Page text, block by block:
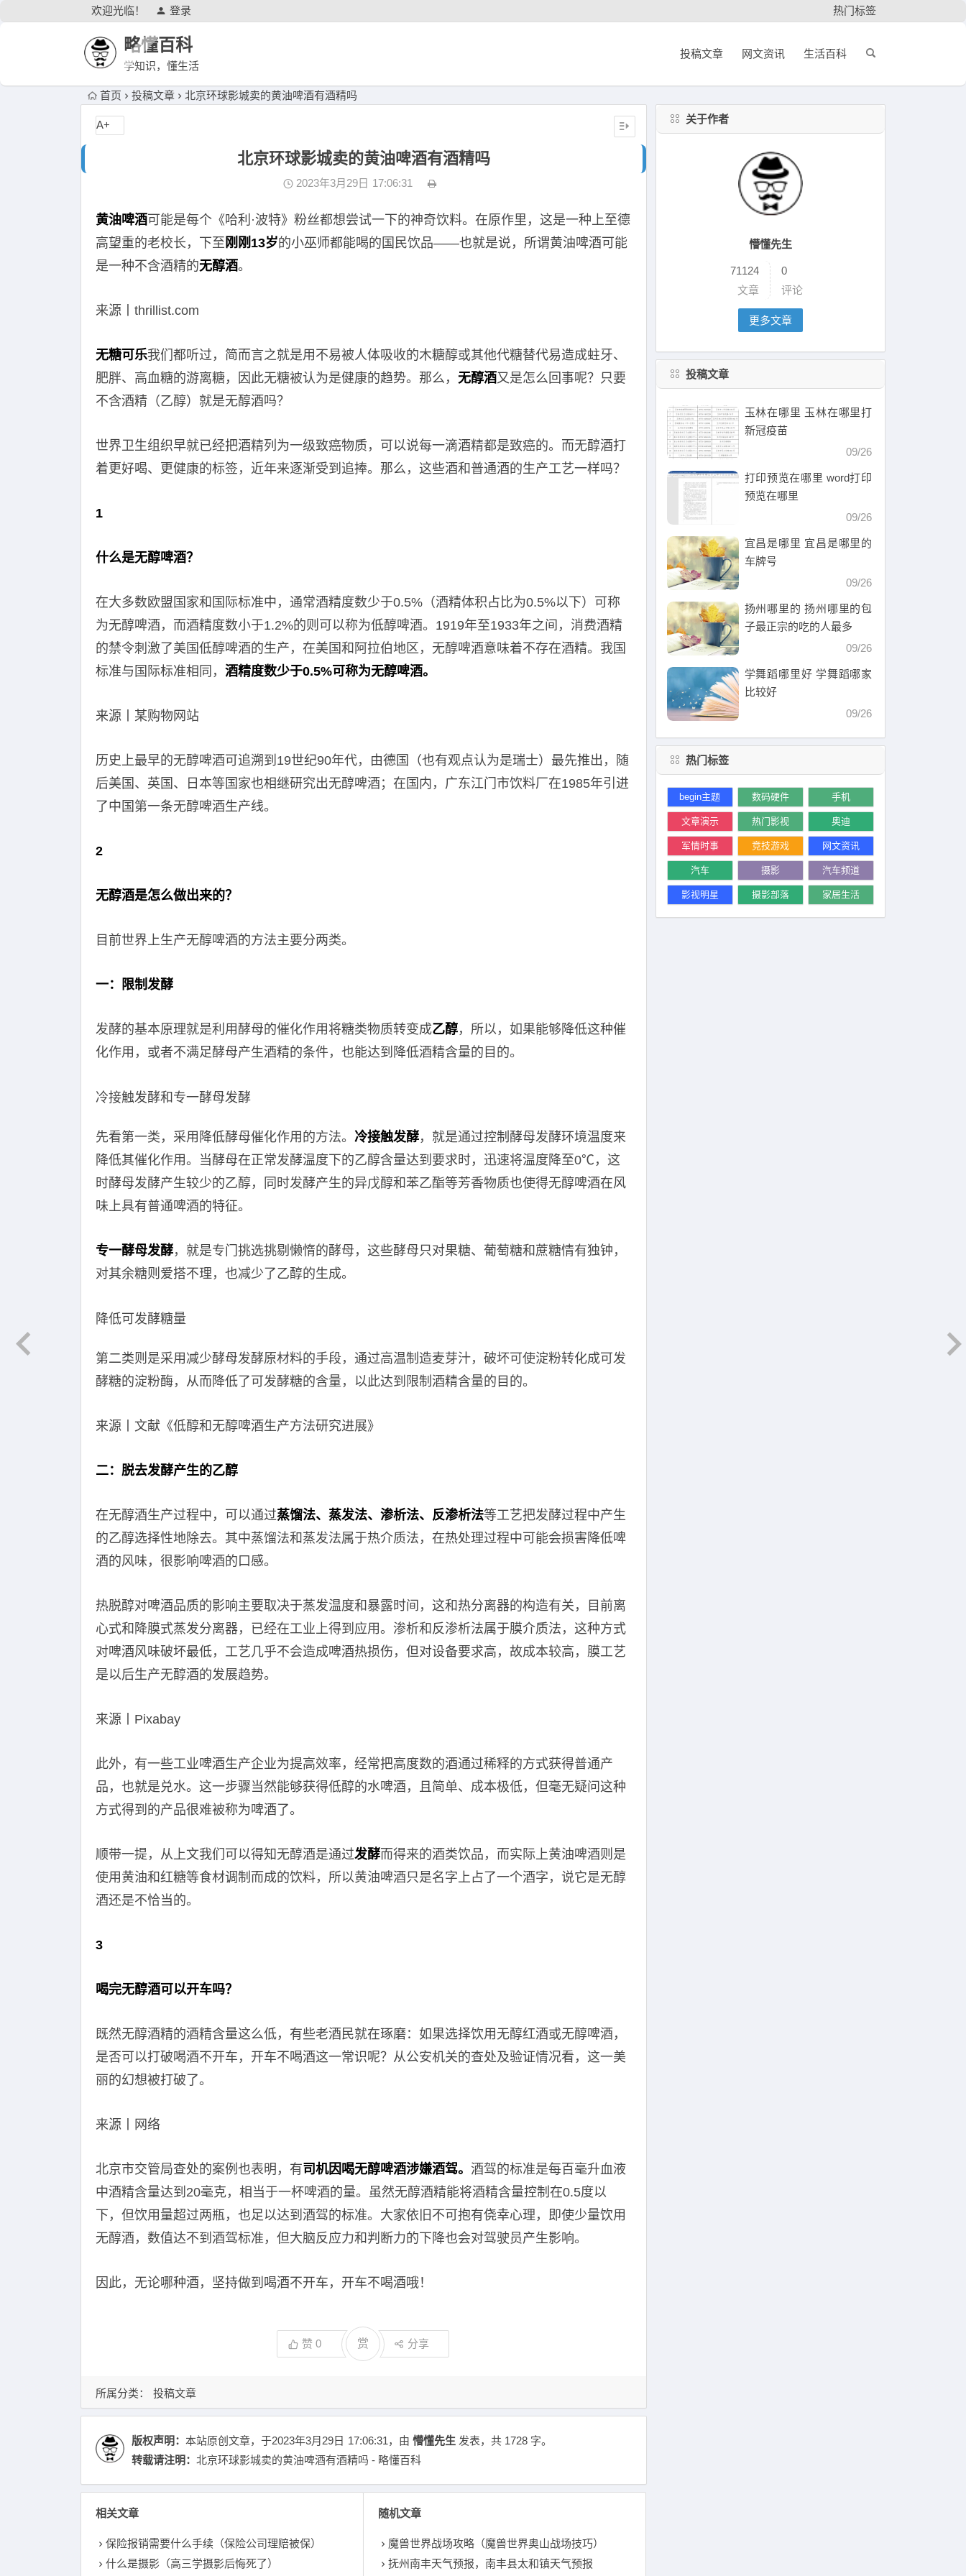
欢迎光临！ 登录 热门标签
略懂百科
学知识，懂生活
投稿文章 网文资讯 生活百科
首页 投稿文章 北京环球影城卖的黄油啤酒有酒精吗
北京环球影城卖的黄油啤酒有酒精吗
2023年3月29日 17:06:31
黄油啤酒可能是每个《哈利·波特》粉丝都想尝试一下的神奇饮料。在原作里，这是一种上至德
高望重的老校长，下至 刚刚13岁的小巫师都能喝的国民饮品——也就是说，所谓黄油啤酒可能
是一种不含酒精的无醇酒。
来源丨thrillist.com
无糖可乐我们都听过，简而言之就是用不易被人体吸收的木糖醇或其他代糖替代易造成蛀牙、
肥胖、高血糖的游离糖，因此无糖被认为是健康的趋势。那么， 无醇酒又是怎么回事呢？只要
不含酒精（乙醇）就是无醇酒吗？
世界卫生组织早就已经把酒精列为一级致癌物质，可以说每一滴酒精都是致癌的。而无醇酒打
着更好喝、更健康的标签，近年来逐渐受到追捧。那么，这些酒和普通酒的生产工艺一样吗？
1
什么是无醇啤酒？
在大多数欧盟国家和国际标准中，通常酒精度数少于0.5%（酒精体积占比为0.5%以下）可称
为无醇啤酒，而酒精度数小于1.2%的则可以称为低醇啤酒。1919年至1933年之间，消费酒精
的禁令刺激了美国低醇啤酒的生产，在美国和阿拉伯地区，无醇啤酒意味着不存在酒精。我国
标准与国际标准相同， 酒精度数少于0.5%可称为无醇啤酒。
来源丨某购物网站
历史上最早的无醇啤酒可追溯到19世纪90年代，由德国（也有观点认为是瑞士）最先推出，随
后美国、英国、日本等国家也相继研究出无醇啤酒；在国内，广东江门市饮料厂在1985年引进
了中国第一条无醇啤酒生产线。
2
无醇酒是怎么做出来的？
目前世界上生产无醇啤酒的方法主要分两类。
一：限制发酵
发酵的基本原理就是利用酵母的催化作用将糖类物质转变成乙醇，所以，如果能够降低这种催
化作用，或者不满足酵母产生酒精的条件，也能达到降低酒精含量的目的。
冷接触发酵和专一酵母发酵
先看第一类，采用降低酵母催化作用的方法。 冷接触发酵，就是通过控制酵母发酵环境温度来
降低其催化作用。当酵母在正常发酵温度下的乙醇含量达到要求时，迅速将温度降至0℃，这
时酵母发酵产生较少的乙醇，同时发酵产生的异戊醇和苯乙酯等芳香物质也使得无醇啤酒在风
味上具有普通啤酒的特征。
专一酵母发酵，就是专门挑选挑剔懒惰的酵母，这些酵母只对果糖、葡萄糖和蔗糖情有独钟，
对其余糖则爱搭不理，也减少了乙醇的生成。
降低可发酵糖量
第二类则是采用减少酵母发酵原材料的手段，通过高温制造麦芽汁，破坏可使淀粉转化成可发
酵糖的淀粉酶，从而降低了可发酵糖的含量，以此达到限制酒精含量的目的。
来源丨文献《低醇和无醇啤酒生产方法研究进展》
二：脱去发酵产生的乙醇
在无醇酒生产过程中，可以通过蒸馏法、蒸发法、渗析法、反渗析法等工艺把发酵过程中产生
的乙醇选择性地除去。其中蒸馏法和蒸发法属于热介质法，在热处理过程中可能会损害降低啤
酒的风味，很影响啤酒的口感。
热脱醇对啤酒品质的影响主要取决于蒸发温度和暴露时间，这和热分离器的构造有关，目前离
心式和降膜式蒸发分离器，已经在工业上得到应用。渗析和反渗析法属于膜介质法，这种方式
对啤酒风味破坏最低，工艺几乎不会造成啤酒热损伤，但对设备要求高，故成本较高，膜工艺
是以后生产无醇酒的发展趋势。
来源丨Pixabay
此外，有一些工业啤酒生产企业为提高效率，经常把高度数的酒通过稀释的方式获得普通产
品，也就是兑水。这一步骤当然能够获得低醇的水啤酒，且简单、成本极低，但毫无疑问这种
方式得到的产品很难被称为啤酒了。
顺带一提，从上文我们可以得知无醇酒是通过发酵而得来的酒类饮品，而实际上黄油啤酒则是
使用黄油和红糖等食材调制而成的饮料，所以黄油啤酒只是名字上占了一个酒字，说它是无醇
酒还是不恰当的。
3
喝完无醇酒可以开车吗？
既然无醇酒精的酒精含量这么低，有些老酒民就在琢磨：如果选择饮用无醇红酒或无醇啤酒，
是否可以打破喝酒不开车，开车不喝酒这一常识呢？从公安机关的查处及验证情况看，这一美
丽的幻想被打破了。
来源丨网络
北京市交管局查处的案例也表明，有司机因喝无醇啤酒涉嫌酒驾。 酒驾的标准是每百毫升血液
中酒精含量达到20毫克，相当于一杯啤酒的量。虽然无醇酒精能将酒精含量控制在0.5度以
下，但饮用量超过两瓶，也足以达到酒驾的标准。大家依旧不可抱有侥幸心理，即使少量饮用
无醇酒，数值达不到酒驾标准，但大脑反应力和判断力的下降也会对驾驶员产生影响。
因此，无论哪种酒，坚持做到喝酒不开车，开车不喝酒哦！
赞 0 赏 分享
A+
所属分类： 投稿文章
版权声明： 本站原创文章，于2023年3月29日 17:06:31，由 懵懂先生 发表，共 1728 字。
转载请注明： 北京环球影城卖的黄油啤酒有酒精吗 - 略懂百科
相关文章
保险报销需要什么手续（保险公司理赔被保）
什么是摄影（高三学摄影后悔死了）
随机文章
魔兽世界战场攻略（魔兽世界奥山战场技巧）
抚州南丰天气预报，南丰县太和镇天气预报
关于作者
懵懂先生
71124
文章
0
评论
更多文章
投稿文章
玉林在哪里 玉林在哪里打
新冠疫苗
09/26
打印预览在哪里 word打印
预览在哪里
09/26
宜昌是哪里 宜昌是哪里的
车牌号
09/26
扬州哪里的 扬州哪里的包
子最正宗的吃的人最多
09/26
学舞蹈哪里好 学舞蹈哪家
比较好
09/26
热门标签
begin主题 数码硬件 手机
文章演示 热门影视 奥迪
军情时事 竞技游戏 网文资讯
汽车 摄影 汽车频道
影视明星 摄影部落 家居生活